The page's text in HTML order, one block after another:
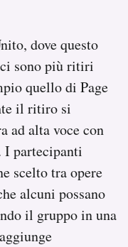
dove questo
sono più ritiri
quello di Page
il ritiro si
ad alta voce con
partecipanti
scelto tra opere
alcuni possano
il gruppo in una